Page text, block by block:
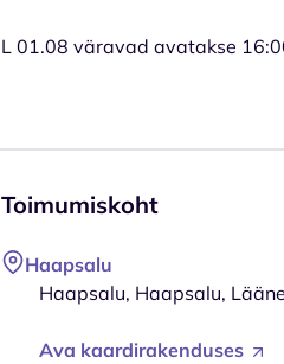
L 01.08 väravad avatakse
Toimumiskoht
Haapsalu
Haapsalu, Haapsalu,
Ava kaardirakenduses